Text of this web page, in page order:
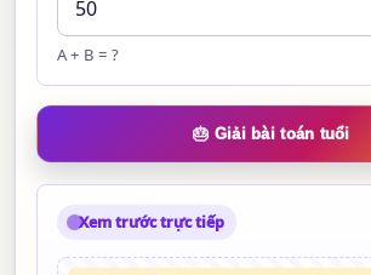
A + B = ?
🎂 Giải bài toán tuổi
Xem trước trực tiếp